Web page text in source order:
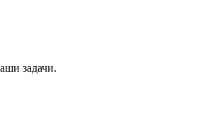
задачи.